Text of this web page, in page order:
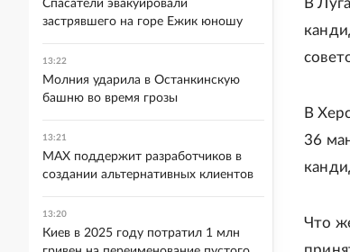
В
В
36
Что
Спасатели эвакуировали
застрявшего на горе Ежик юношу
13:22
Молния ударила в Останкинскую
башню во время грозы
13:21
MAX поддержит разработчиков в
создании альтернативных клиентов
13:20
Киев в 2025 году потратил 1 млн